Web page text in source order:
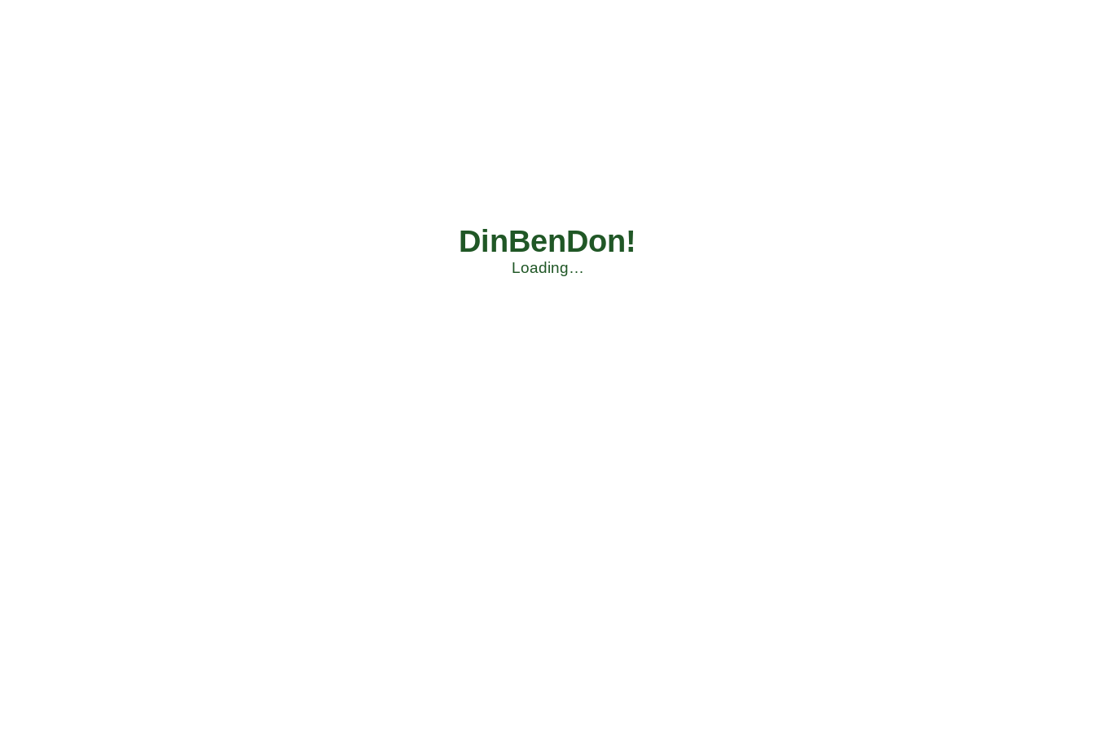
DinBenDon!
Loading…